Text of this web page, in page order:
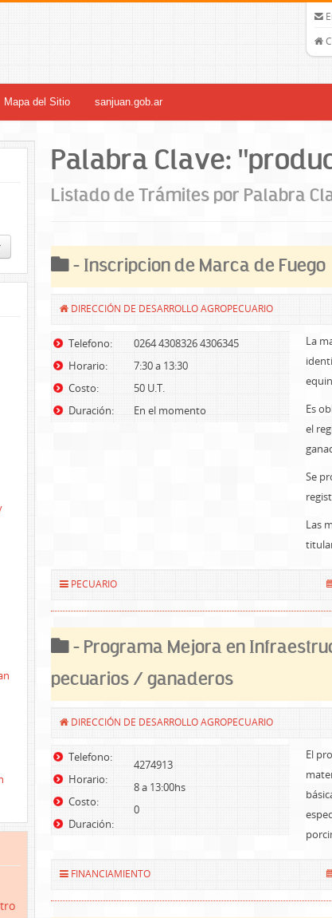
Mapa del Sitio sanjuan.gob.ar
Palabra Clave:
Listado de Trámites por Palabra
- Inscripcion de Marca de Fuego
DIRECCIÓN DE DESARROLLO AGROPECUARIO
Telefono:
Horario:
Costo:
Duración:
0264 4308326 4306345
7:30 a 13:30
50 U.T.
En el momento
La
Es
el
Se
Las
PECUARIO
- Programa Mejora en
pecuarios / ganaderos
DIRECCIÓN DE DESARROLLO AGROPECUARIO
Telefono:
Horario:
Costo:
Duración:
4274913
8 a 13:00hs
0
El
FINANCIAMIENTO